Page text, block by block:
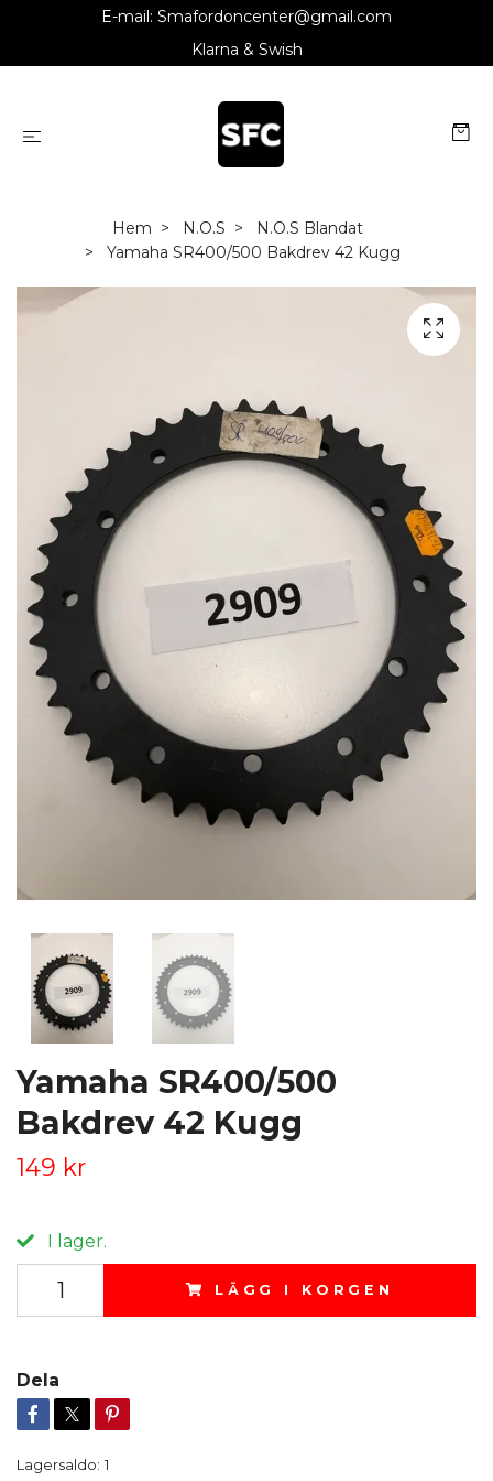
E-mail: Smafordoncenter@gmail.com
Klarna & Swish
Hem N.O.S
N.O.S Blandat
Yamaha SR400/500 Bakdrev 42 Kugg
Yamaha SR400/500
Bakdrev 42 Kugg
149 kr
I lager.
LÄGG I KORGEN
Dela
Lagersaldo: 1